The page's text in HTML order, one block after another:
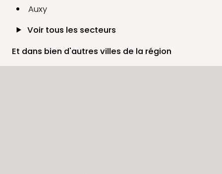
Auxy
Voir tous les secteurs
Et dans bien d'autres villes de la région